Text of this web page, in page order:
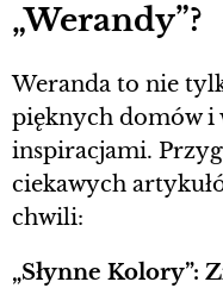
„Werandy”?
Weranda to nie
pięknych domów i
inspiracjami.
ciekawych
chwili:
„Słynne Kolory”: